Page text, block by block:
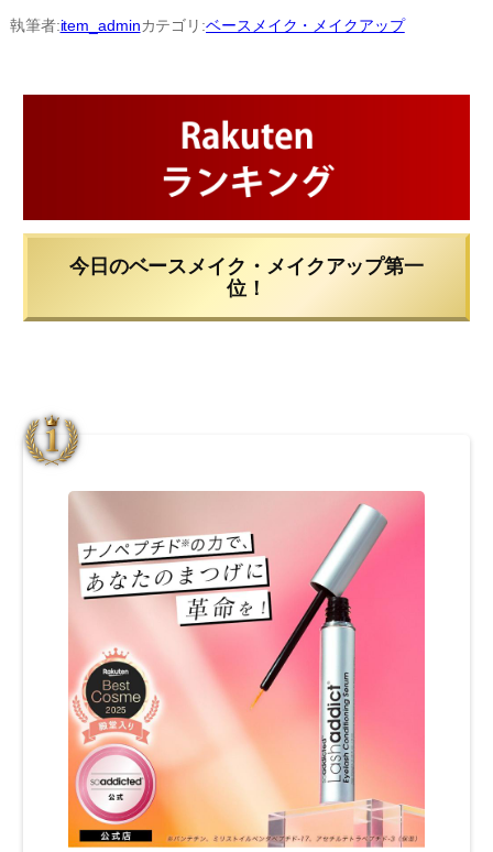
内
容
執筆者:item_adminカテゴリ:ベースメイク・メイクアップ
今日のベースメイク・メイクアップ第一
位！